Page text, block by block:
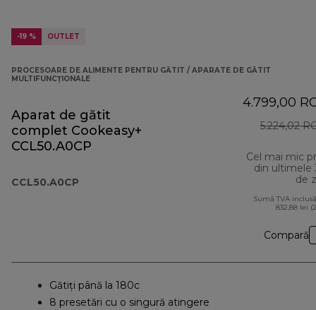
-19 % OUTLET
PROCESOARE DE ALIMENTE PENTRU GĂTIT / APARATE DE GĂTIT
MULTIFUNCŢIONALE
Aparat de gătit
complet Cookeasy+
CCL50.A0CP
CCL50.A0CP
4.799,00
5.224,02
Cel mai mic
din ultimele
de
Sumă TVA
832,88 lei
Compară
Gătiţi până la 180c
8 presetări cu o singură atingere